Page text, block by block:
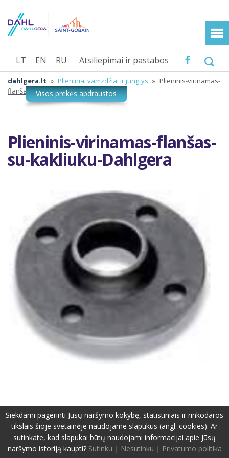
Atsiliepimai ir pastabos
LT EN RU
dahlgera.lt » Plieniniai vamzdžiai ir jungtys » Plieninis-virinamas-
flanšas-su-kakliuku-Dahlgera
Plieninis-virinamas-flanšas-
su-kakliuku-Dahlgera
©2019-2026 Visos teisės apsaugotos.Privatumo politika
Svetainę sukūrė:www.pepa.lt
Siekdami pagerinti Jūsų naršymo kokybę, statistiniais ir rinkodaros
tikslais šioje svetainėje naudojame slapukus (angl. cookies). Ar
sutinkate, kad slapukai būtų naudojami informacijai apie Jūsų
naršymo istoriją kaupti? Sutinku | Nesutinku | Privatumo politika